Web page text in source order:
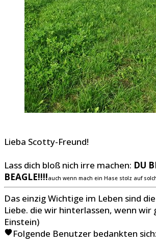
Lieba Scotty-Freund!
Lass dich bloß nich irre machen: DU
BEAGLE!!!!auch wenn mach ein Hase stolz auf
Das einzig Wichtige im Leben sind
Liebe. die wir hinterlassen, wenn wir
Einstein)
Folgende Benutzer bedankten sich: